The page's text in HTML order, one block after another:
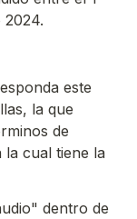
2024.
este
la que
de
cual tiene la
dentro de